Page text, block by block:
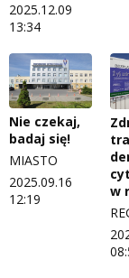
2025.12.09
13:34
Nie czekaj,
badaj się!
MIASTO
2025.09.16
12:19
w